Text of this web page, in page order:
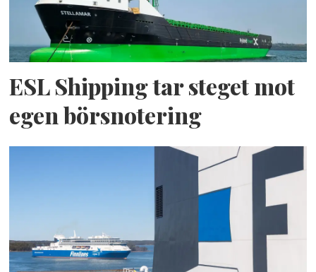
ESL Shipping tar steget mot
egen börsnotering